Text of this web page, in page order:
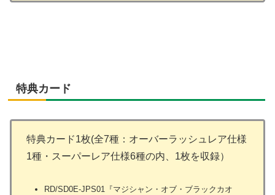
特典カード
特典カード1枚(全7種：オーバーラッシュレア仕様
1種・スーパーレア仕様6種の内、1枚を収録）
RD/SD0E-JPS01『マジシャン・オブ・ブラックカオ